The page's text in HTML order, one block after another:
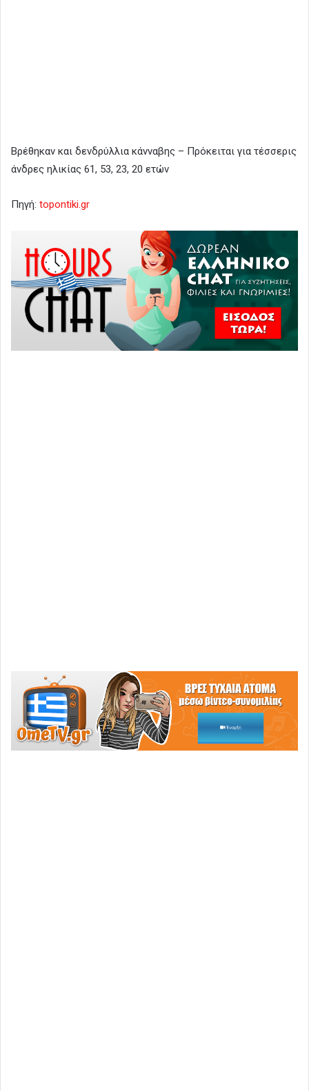
Βρέθηκαν και δενδρύλλια κάνναβης – Πρόκειται για τέσσερις
άνδρες ηλικίας 61, 53, 23, 20 ετών
Πηγή: topontiki.gr